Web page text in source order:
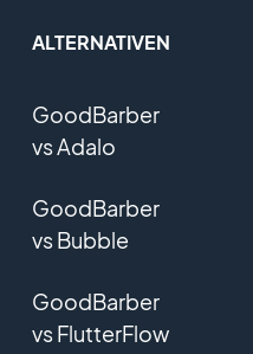
ALTERNATIVEN
GoodBarber
vs Adalo
GoodBarber
vs Bubble
GoodBarber
vs FlutterFlow